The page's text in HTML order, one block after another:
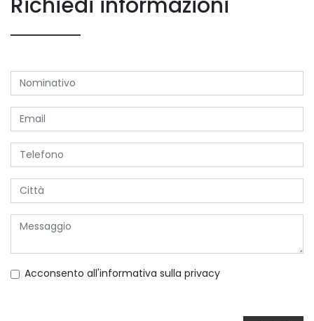
Acconsento all'informativa sulla privacy